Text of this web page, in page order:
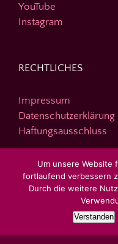
YouTube
Instagram
RECHTLICHES
Impressum
Datenschutzerklärung
Haftungsausschluss
DIE SEITE
Um unsere Website
fortlaufend verbessern
Durch die weitere
Verstanden